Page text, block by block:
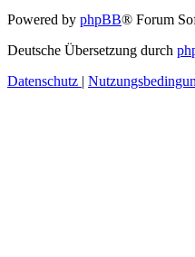
Powered by phpBB® Forum
Deutsche Übersetzung durch
Datenschutz |